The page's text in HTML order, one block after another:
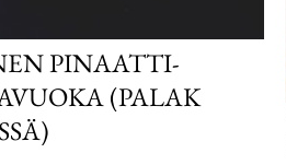
PINAATTI-
(PALAK